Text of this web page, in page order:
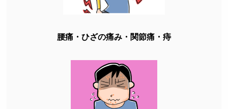
腰痛・ひざの痛み・関節痛・痔